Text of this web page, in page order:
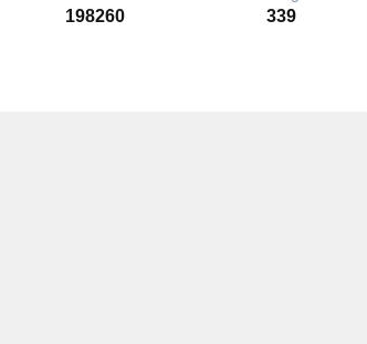
198260 339